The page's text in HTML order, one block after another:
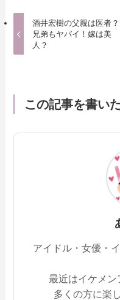
酒井宏樹の父親は医者？
兄弟もヤバイ！嫁は美
人？
この記事を書い
アイドル・女優・
最近はイケメン
多くの方に楽